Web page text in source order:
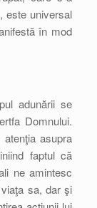
este universal
în mod
adunării se
Domnului.
asupra
faptul că
ne amintesc
sa, dar şi